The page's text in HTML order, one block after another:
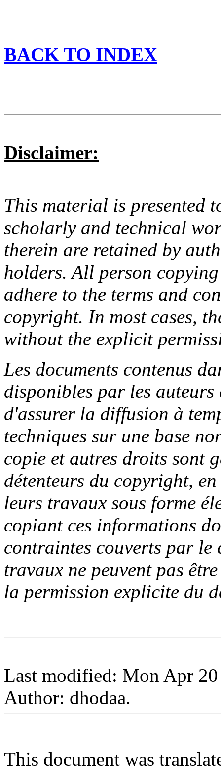
BACK TO INDEX
Disclaimer:
This material is presented
scholarly and technical
therein are retained by
holders. All person
adhere to the terms and
copyright. In most cases,
without the explicit
Les documents contenus
disponibles par les
d'assurer la diffusion à
techniques sur une base
copie et autres droits sont
détenteurs du copyright,
leurs travaux sous forme
copiant ces informations
contraintes couverts par le
travaux ne peuvent pas
la permission explicite du
Last modified: Mon Apr
Author: dhodaa.
This document was